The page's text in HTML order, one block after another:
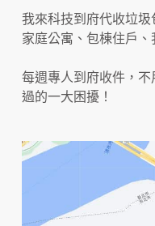
我來科技到府代收垃
家庭公寓、包棟住戶、
每週專人到府收件，
過的一大困擾！